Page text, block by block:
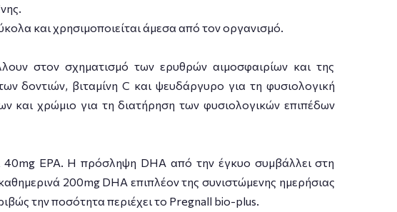
και χρησιμοποιείται άμεσα από τον οργανισμό.
στον σχηματισμό των ερυθρών αιμοσφαιρίων και της
δοντιών, βιταμίνη C και ψευδάργυρο για τη φυσιολογική
και χρώμιο για τη διατήρηση των φυσιολογικών επιπέδων
EPA. Η πρόσληψη DHA από την έγκυο συμβάλλει στη
200mg DHA επιπλέον της συνιστώμενης ημερήσιας
την ποσότητα περιέχει το Pregnall bio-plus.